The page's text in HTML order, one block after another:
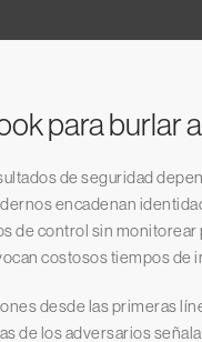
para burlar
de seguridad
encadenan
de control sin
costosos tiempos de
desde las primeras
de los adversarios